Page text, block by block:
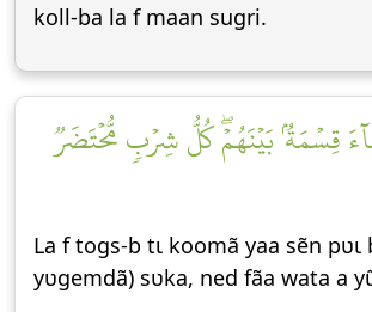
koll-ba la f maan sugri.
قِسۡمَةُۢ بَيۡنَهُمۡۖ كُلُّ شِرۡبٖ مُّحۡتَضَرٞ
La f togs-b tɩ koomã yaa sẽn pʋɩ
yʋgemdã) sʋka, ned fãa wata a